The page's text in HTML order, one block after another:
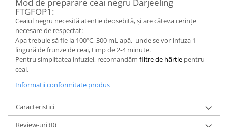
FTGFOP1:
Ceaiul negru necesită atenție deosebită, și are câteva cerințe
necesare de respectat:
Apa trebuie să fie la 100ºC, 300 mL apă, unde se vor infuza 1
lingură de frunze de ceai, timp de 2-4 minute.
Pentru simplitatea infuziei, recomandăm filtre de hârtie pentru
ceai.
Informatii conformitate produs
Caracteristici
Review-uri(0)